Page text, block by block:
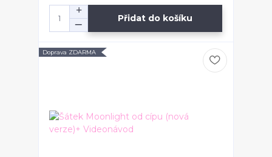
Přidat do košíku
Doprava ZDARMA